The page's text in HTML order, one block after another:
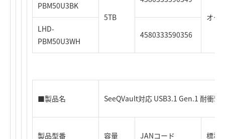
PBM50U3BK
5TB
オー
LHD-
PBM50U3WH
4580333590356
■製品名 SeeQVault対応 USB3.1 Gen.1 耐衝撃
製品型番 容量 JANコード 標準